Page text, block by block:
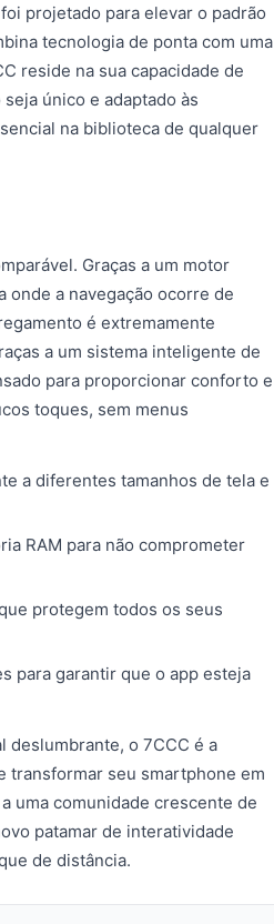
projetado para elevar o padrão
tecnologia de ponta com uma
reside na sua capacidade de
único e adaptado às
na biblioteca de qualquer
Graças a um motor
a navegação ocorre de
é extremamente
a um sistema inteligente de
para proporcionar conforto e
toques, sem menus
a diferentes tamanhos de tela e
RAM para não comprometer
protegem todos os seus
para garantir que o app esteja
deslumbrante, o 7CCC é a
transformar seu smartphone em
uma comunidade crescente de
patamar de interatividade
de distância.